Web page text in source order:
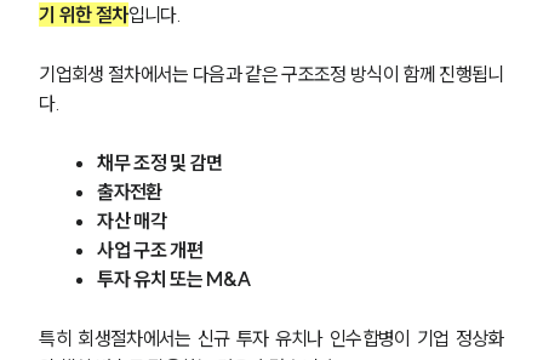
기 위한 절차입니다.
기업회생 절차에서는 다음과 같은 구조조정 방식이 함께 진행됩니
다.
채무 조정 및 감면
출자전환
자산 매각
사업 구조 개편
투자 유치 또는 M&A
특히 회생절차에서는 신규 투자 유치나 인수합병이 기업 정상화